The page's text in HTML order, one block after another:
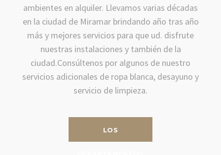
ambientes en alquiler. Llevamos varias décadas
en la ciudad de Miramar brindando año tras año
más y mejores servicios para que ud. disfrute
nuestras instalaciones y también de la
ciudad.Consúltenos por algunos de nuestro
servicios adicionales de ropa blanca, desayuno y
servicio de limpieza.
LOS